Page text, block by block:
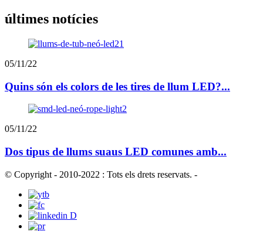
últimes notícies
05/11/22
Quins són els colors de les tires de llum LED?...
05/11/22
Dos tipus de llums suaus LED comunes amb...
© Copyright - 2010-2022 : Tots els drets reservats. -